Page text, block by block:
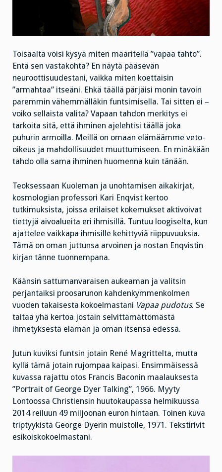
Toisaalta voisi kysyä miten määritellä ”vapaa tahto”.
Entä sen vastakohta? En näytä pääsevän
neuroottisuudestani, vaikka miten koettaisin
”armahtaa” itseäni. Ehkä täällä pärjäisi monin tavoin
paremmin vähemmälläkin funtsimisella. Tai sitten ei –
voiko sellaista valita? Vapaan tahdon merkitys ei
tarkoita sitä, että ihminen ajelehtisi täällä joka
puhurin armoilla. Meillä on omaan elämäämme veto-
oikeus ja mahdollisuudet muuttumiseen. En minäkään
tahdo olla sama ihminen huomenna kuin tänään.
Teoksessaan Kuoleman ja unohtamisen aikakirjat,
kosmologian professori Kari Enqvist kertoo
tutkimuksista, joissa erilaiset kokemukset aktivoivat
tiettyjä aivoalueita eri ihmisillä. Tuntuu loogiselta, kun
ajattelee vaikkapa ihmisille kehittyviä riippuvuuksia.
Tämä on oman juttunsa arvoinen ja nostan Enqvistin
kirjan tänne tuonnempana.
Käänsin sattumanvaraisen aukeaman ja valitsin
perjantaiksi proosarunon kahdenkymmenkolmen
vuoden takaisesta kokoelmastani Vapaa pudotus. Se
taitaa yhä kertoa jostain selvittämättömästä
ihmetyksestä elämän ja oman itsensä edessä.
Jutun kuviksi funtsin jotain René Magrittelta, mutta
kyllä tämä jotain rujompaa kaipasi. Ensimmäisessä
kuvassa rajattu otos Francis Baconin maalauksesta
”Portrait of George Dyer Talking”, 1966. Myyty
Lontoossa Christiensin huutokaupassa helmikuussa
2014 reiluun 49 miljoonan euron hintaan. Toinen kuva
triptyykistä George Dyerin muistolle, 1971. Tekstirivit
esikoiskokoelmastani.